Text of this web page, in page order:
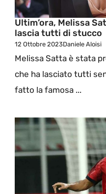
Ultim’ora, Melissa
lascia tutti di stucco
12 Ottobre 2023Daniele Aloisi
Melissa Satta è stata
che ha lasciato tutti
fatto la famosa ...